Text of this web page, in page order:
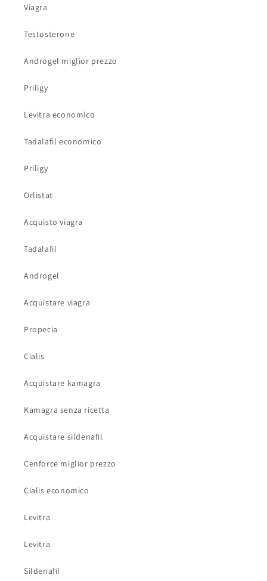
Viagra
Testosterone
Androgel miglior prezzo
Priligy
Levitra economico
Tadalafil economico
Priligy
Orlistat
Acquisto viagra
Tadalafil
Androgel
Acquistare viagra
Propecia
Cialis
Acquistare kamagra
Kamagra senza ricetta
Acquistare sildenafil
Cenforce miglior prezzo
Cialis economico
Levitra
Levitra
Sildenafil